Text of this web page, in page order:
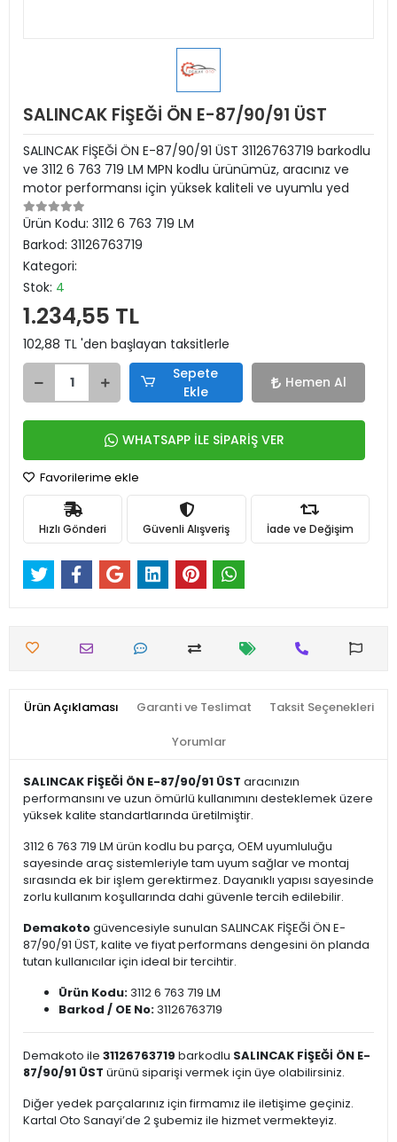
SALINCAK FİŞEĞİ ÖN E-87/90/91 ÜST
SALINCAK FİŞEĞİ ÖN E-87/90/91 ÜST 31126763719 barkodlu
ve 3112 6 763 719 LM MPN kodlu ürünümüz, aracınız ve
motor performansı için yüksek kaliteli ve uyumlu yed
Ürün Kodu: 3112 6 763 719 LM
Barkod: 31126763719
Kategori:
Stok: 4
1.234,55 TL
102,88 TL 'den başlayan taksitlerle
Sepete
Ekle
Hemen Al
WHATSAPP İLE SİPARİŞ VER
Favorilerime ekle
Hızlı Gönderi Güvenli Alışveriş İade ve Değişim
Ürün Açıklaması Garanti ve Teslimat Taksit Seçenekleri
Yorumlar
SALINCAK FİŞEĞİ ÖN E-87/90/91 ÜST aracınızın
performansını ve uzun ömürlü kullanımını desteklemek üzere
yüksek kalite standartlarında üretilmiştir.
3112 6 763 719 LM ürün kodlu bu parça, OEM uyumluluğu
sayesinde araç sistemleriyle tam uyum sağlar ve montaj
sırasında ek bir işlem gerektirmez. Dayanıklı yapısı sayesinde
zorlu kullanım koşullarında dahi güvenle tercih edilebilir.
Demakotogüvencesiyle sunulan SALINCAK FİŞEĞİ ÖN E-
87/90/91 ÜST, kalite ve fiyat performans dengesini ön planda
tutan kullanıcılar için ideal bir tercihtir.
Ürün Kodu:3112 6 763 719 LM
Barkod / OE No:31126763719
Demakoto ile 31126763719 barkodlu SALINCAK FİŞEĞİ ÖN E-
87/90/91 ÜST ürünü siparişi vermek için üye olabilirsiniz.
Diğer yedek parçalarınız için firmamız ile iletişime geçiniz.
Kartal Oto Sanayi’de 2 şubemiz ile hizmet vermekteyiz.